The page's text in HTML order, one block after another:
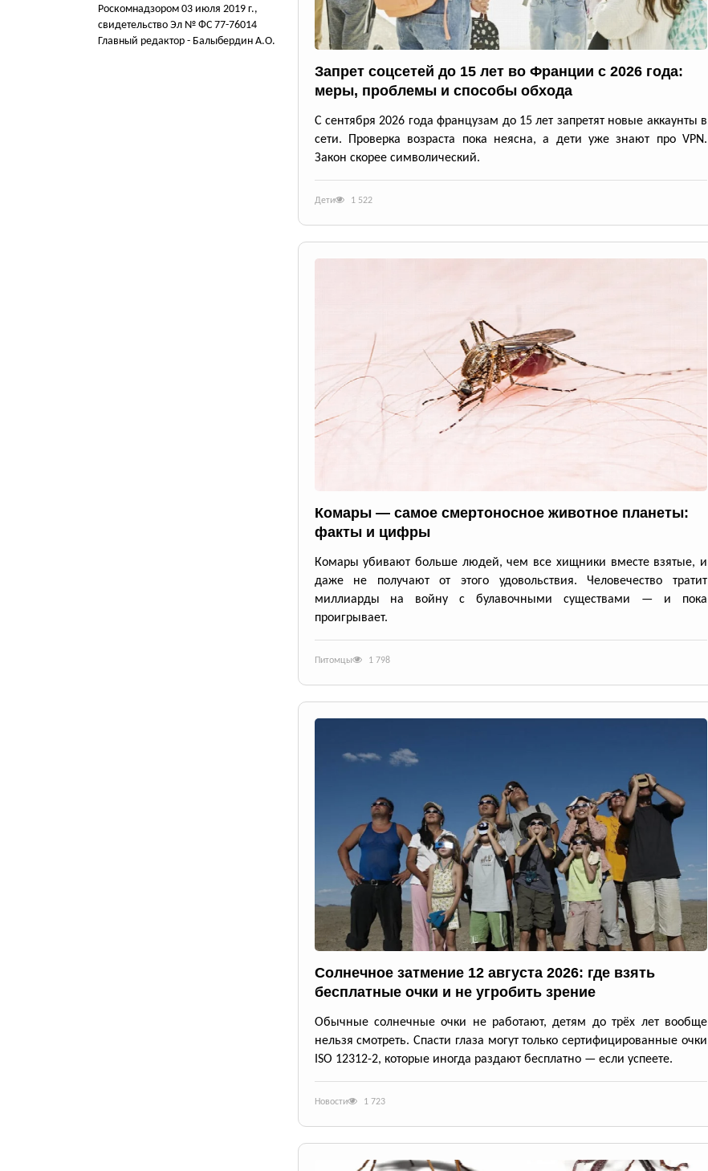
Роскомнадзором 03 июля 2019 г.,
свидетельство Эл № ФС 77-76014
Главный редактор - Балыбердин А.О.
Запрет соцсетей до 15 лет во Франции с 2026 года:
меры, проблемы и способы обхода
С сентября 2026 года французам до 15 лет запретят новые аккаунты в
сети. Проверка возраста пока неясна, а дети уже знают про VPN.
Закон скорее символический.
Дети 1 522
Комары — самое смертоносное животное планеты:
факты и цифры
Комары убивают больше людей, чем все хищники вместе взятые, и
даже не получают от этого удовольствия. Человечество тратит
миллиарды на войну с булавочными существами — и пока
проигрывает.
Питомцы 1 798
Солнечное затмение 12 августа 2026: где взять
бесплатные очки и не угробить зрение
Обычные солнечные очки не работают, детям до трёх лет вообще
нельзя смотреть. Спасти глаза могут только сертифицированные очки
ISO 12312-2, которые иногда раздают бесплатно — если успеете.
Новости 1 723